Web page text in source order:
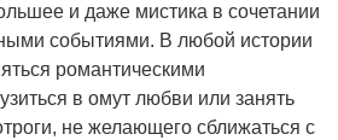
и даже мистика в сочетании
событиями. В любой истории
романтическими
в омут любви или занять
не желающего сближаться с